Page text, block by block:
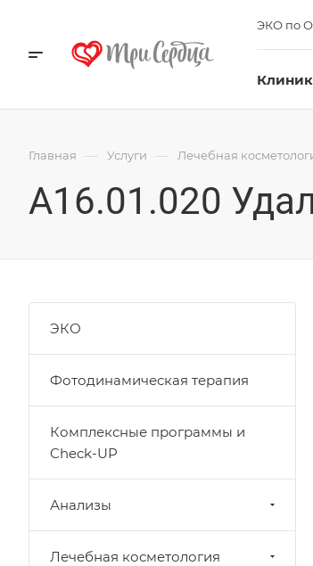
ЭКО по
Главная — Услуги — Лечебная
A16.01.020
ЭКО
Фотодинамическая терапия
Комплексные программы и
Check-UP
Анализы
Лечебная косметология